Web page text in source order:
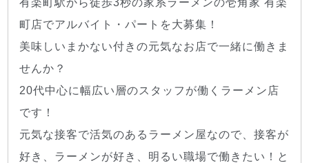
町店でアルバイト・パートを大募集！
美味しいまかない付きの元気なお店で一緒に働きま
せんか？
20代中心に幅広い層のスタッフが働くラーメン店
です！
元気な接客で活気のあるラーメン屋なので、接客が
好き、ラーメンが好き、明るい職場で働きたい！と